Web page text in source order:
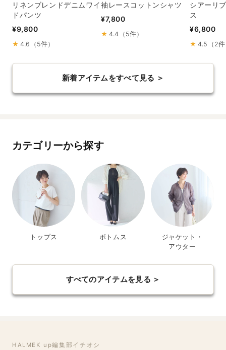
リネンブレンドデニムワイ
ドパンツ
¥9,800
★ 4.6（5件）
袖レースコットンシャツ
¥7,800
★ 4.4（5件）
シアーリ
ス
¥6,800
★ 4.5（2件
新着アイテムをすべて見る ＞
カテゴリーから探す
トップス ボトムス
ジャケット・
アウター
すべてのアイテムを見る ＞
HALMEK up編集部イチオシ